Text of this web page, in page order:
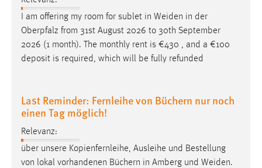
I am offering my room for sublet in Weiden in der
Oberpfalz from 31st August 2026 to 30th September
2026 (1 month). The monthly rent is €430 , and a €100
deposit is required, which will be fully refunded
Last Reminder: Fernleihe von Büchern nur noch
einen Tag möglich!
Relevanz:
über unsere Kopienfernleihe, Ausleihe und Bestellung
von lokal vorhandenen Büchern in Amberg und Weiden.